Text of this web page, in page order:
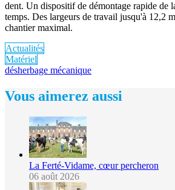
dent. Un dispositif de démontage rapide de
temps. Des largeurs de travail jusqu'à 12,2
chantier maximal.
Actualités
Matériel
désherbage mécanique
Vous aimerez aussi
La Ferté-Vidame, cœur percheron
06 août 2026